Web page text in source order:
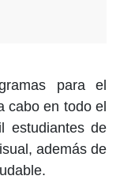
para el
cabo en todo el
estudiantes de
además de